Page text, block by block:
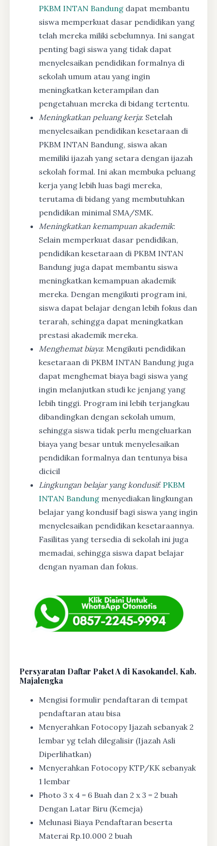
PKBM INTAN Bandung dapat membantu
siswa memperkuat dasar pendidikan yang
telah mereka miliki sebelumnya. Ini sangat
penting bagi siswa yang tidak dapat
menyelesaikan pendidikan formalnya di
sekolah umum atau yang ingin
meningkatkan keterampilan dan
pengetahuan mereka di bidang tertentu.
Meningkatkan peluang kerja: Setelah
menyelesaikan pendidikan kesetaraan di
PKBM INTAN Bandung, siswa akan
memiliki ijazah yang setara dengan ijazah
sekolah formal. Ini akan membuka peluang
kerja yang lebih luas bagi mereka,
terutama di bidang yang membutuhkan
pendidikan minimal SMA/SMK.
Meningkatkan kemampuan akademik:
Selain memperkuat dasar pendidikan,
pendidikan kesetaraan di PKBM INTAN
Bandung juga dapat membantu siswa
meningkatkan kemampuan akademik
mereka. Dengan mengikuti program ini,
siswa dapat belajar dengan lebih fokus dan
terarah, sehingga dapat meningkatkan
prestasi akademik mereka.
Menghemat biaya: Mengikuti pendidikan
kesetaraan di PKBM INTAN Bandung juga
dapat menghemat biaya bagi siswa yang
ingin melanjutkan studi ke jenjang yang
lebih tinggi. Program ini lebih terjangkau
dibandingkan dengan sekolah umum,
sehingga siswa tidak perlu mengeluarkan
biaya yang besar untuk menyelesaikan
pendidikan formalnya dan tentunya bisa
dicicil
Lingkungan belajar yang kondusif: PKBM
INTAN Bandung menyediakan lingkungan
belajar yang kondusif bagi siswa yang ingin
menyelesaikan pendidikan kesetaraannya.
Fasilitas yang tersedia di sekolah ini juga
memadai, sehingga siswa dapat belajar
dengan nyaman dan fokus.
Persyaratan Daftar Paket A di Kasokandel, Kab.
Majalengka
Mengisi formulir pendaftaran di tempat
pendaftaran atau bisa
Menyerahkan Fotocopy Ijazah sebanyak 2
lembar yg telah dilegalisir (Ijazah Asli
Diperlihatkan)
Menyerahkan Fotocopy KTP/KK sebanyak
1 lembar
Photo 3 x 4 = 6 Buah dan 2 x 3 = 2 buah
Dengan Latar Biru (Kemeja)
Melunasi Biaya Pendaftaran beserta
Materai Rp.10.000 2 buah